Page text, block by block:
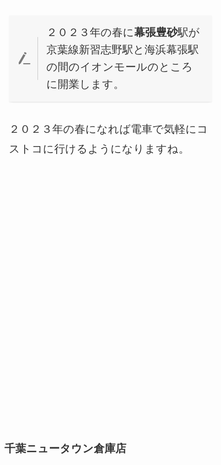
２０２３年の春に幕張豊砂駅が
京葉線新習志野駅と海浜幕張駅
の間のイオンモールのところ
に開業します。
２０２３年の春になれば電車で気軽にコ
ストコに行けるようになりますね。
千葉ニュータウン倉庫店